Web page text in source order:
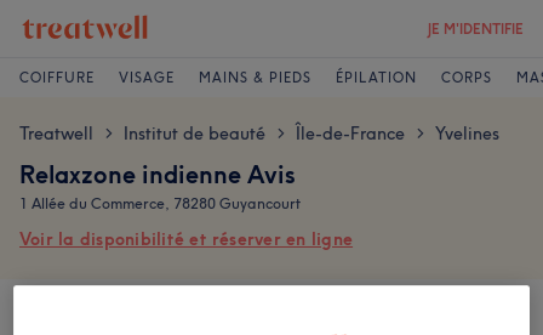
JE M'IDENTIFIE
COIFFURE VISAGE MAINS & PIEDS ÉPILATION CORPS
Treatwell > Institut de beauté > Île-de-France > Yvelines
Relaxzone indienne Avis
1 Allée du Commerce, 78280 Guyancourt
Voir la disponibilité et réserver en ligne